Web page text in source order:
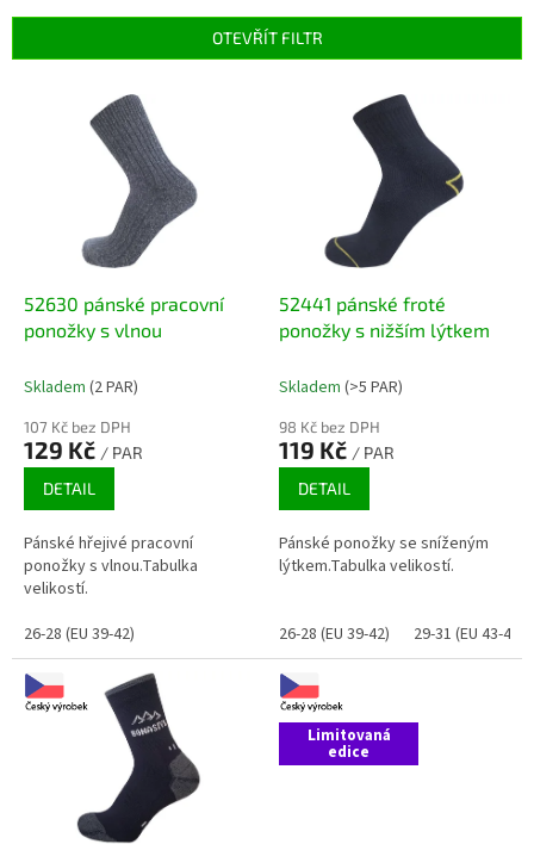
r
OTEVŘÍT FILTR
52630 pánské pracovní
ponožky s vlnou
Skladem (2 PAR)
107 Kč bez DPH
129 Kč / PAR
DETAIL
Pánské hřejivé pracovní
ponožky s vlnou.Tabulka
velikostí.
26-28 (EU 39-42)
52441 pánské froté
ponožky s nižším lýtkem
Skladem (>5 PAR)
98 Kč bez DPH
119 Kč / PAR
DETAIL
Pánské ponožky se sníženým
lýtkem.Tabulka velikostí.
26-28 (EU 39-42) 29-31 (EU 43-47)
Limitovaná
edice